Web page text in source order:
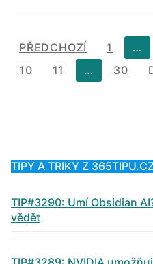
Stránkování
příspěvků
PŘEDCHOZÍ 1 …
10
11 … 30
TIPY A TRIKY Z
TIP#3290: Umí Obsidian
vědět